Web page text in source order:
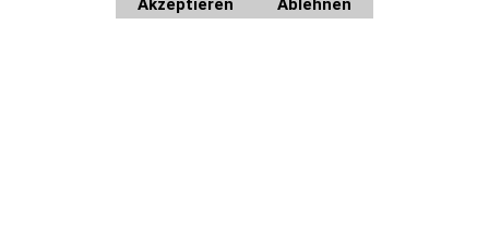
Akzeptieren Ablehnen